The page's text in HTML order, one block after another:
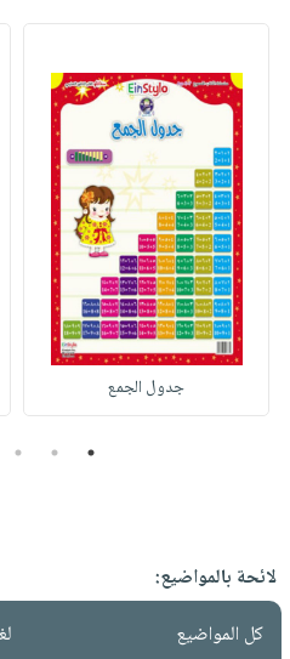
جدول الجمع
1
2
3
لائحة بالمواضيع:
كل المواضيع